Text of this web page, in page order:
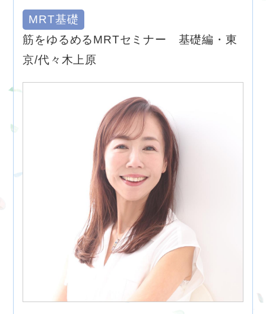
MRT基礎
筋をゆるめるMRTセミナー 基礎編・東
京/代々木上原